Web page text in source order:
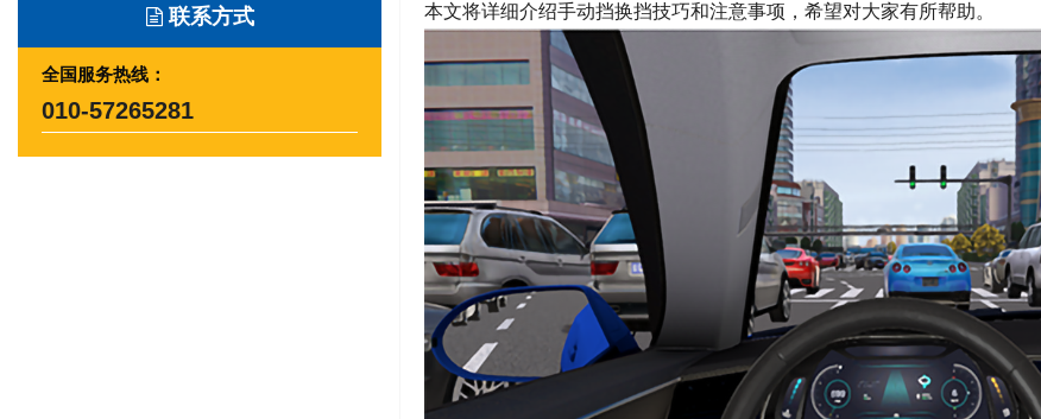
联系方式
全国服务热线：
010-57265281
本文将详细介绍手动挡换挡技巧和注意事项，希望对大家有所帮助。